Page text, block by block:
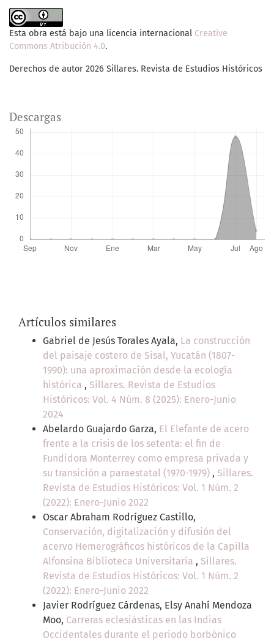
Esta obra está bajo una licencia internacional Creative
Commons Atribución 4.0.
Derechos de autor 2026 Sillares. Revista de Estudios Históricos
Descargas
Artículos similares
Gabriel de Jesús Torales Ayala, La construcción
del paisaje costero de Sisal, Yucatán (1807-
1990): una aproximación desde la ecología
histórica , Sillares. Revista de Estudios
Históricos: Vol. 4 Núm. 8 (2025): Enero-Junio
2024
Abelardo Guajardo Garza, El Elefante de acero
frente a la crisis de los setenta: el fin de
Fundidora Monterrey como empresa privada y
su transición a paraestatal (1970-1979) , Sillares.
Revista de Estudios Históricos: Vol. 1 Núm. 2
(2022): Enero-Junio 2022
Oscar Abraham Rodríguez Castillo,
Conservación, digitalización y difusión del
acervo Hemerográficos históricos de la Capilla
Alfonsina Biblioteca Universitaria , Sillares.
Revista de Estudios Históricos: Vol. 1 Núm. 2
(2022): Enero-Junio 2022
Javier Rodríguez Cárdenas, Elsy Anahí Mendoza
Moo, Carreras eclesiásticas en las Indias
Occidentales durante el periodo borbónico